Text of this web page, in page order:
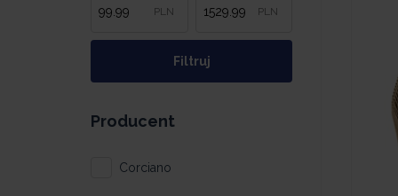
PLN PLN
Producent
Corciano